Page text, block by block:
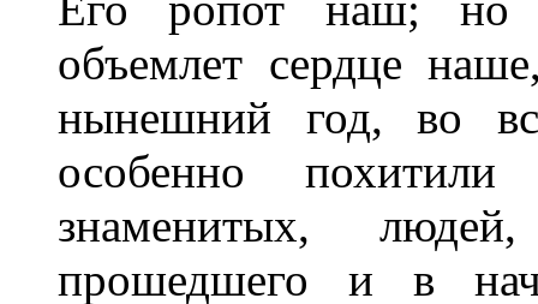
объемлет сердце
нынешний год, во
особенно
знаменитых,
прошедшего и в